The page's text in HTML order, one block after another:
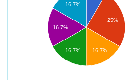
25%
16.7%
16.7%
16.7% 16.7%